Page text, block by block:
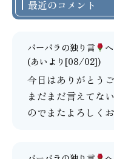
最近のコメント
バーバラの独り言
(あいより[08/02])
今日はありがとう
まだまだ言えてな
のでまたよろしく